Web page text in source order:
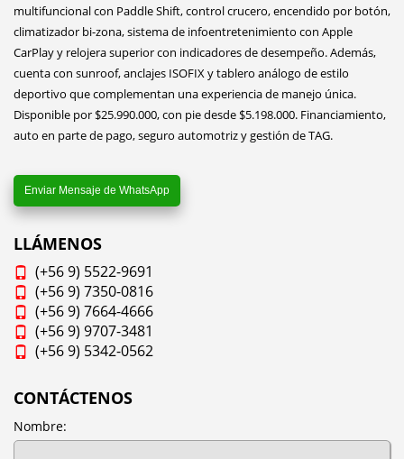
multifuncional con Paddle Shift, control crucero, encendido por botón,
climatizador bi-zona, sistema de infoentretenimiento con Apple
CarPlay y relojera superior con indicadores de desempeño. Además,
cuenta con sunroof, anclajes ISOFIX y tablero análogo de estilo
deportivo que complementan una experiencia de manejo única.
Disponible por $25.990.000, con pie desde $5.198.000. Financiamiento,
auto en parte de pago, seguro automotriz y gestión de TAG.
Enviar Mensaje de WhatsApp
LLÁMENOS
(+56 9) 5522-9691
(+56 9) 7350-0816
(+56 9) 7664-4666
(+56 9) 9707-3481
(+56 9) 5342-0562
CONTÁCTENOS
Nombre: